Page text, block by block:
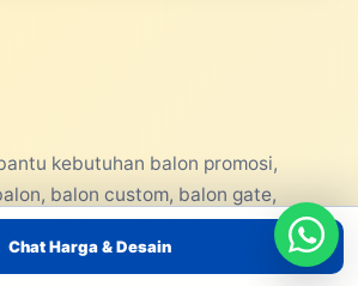
Chat Harga & Desain
kebutuhan balon promosi,
balon custom, balon gate,
balon selfie, balon sablon,
area Jabodetabek.